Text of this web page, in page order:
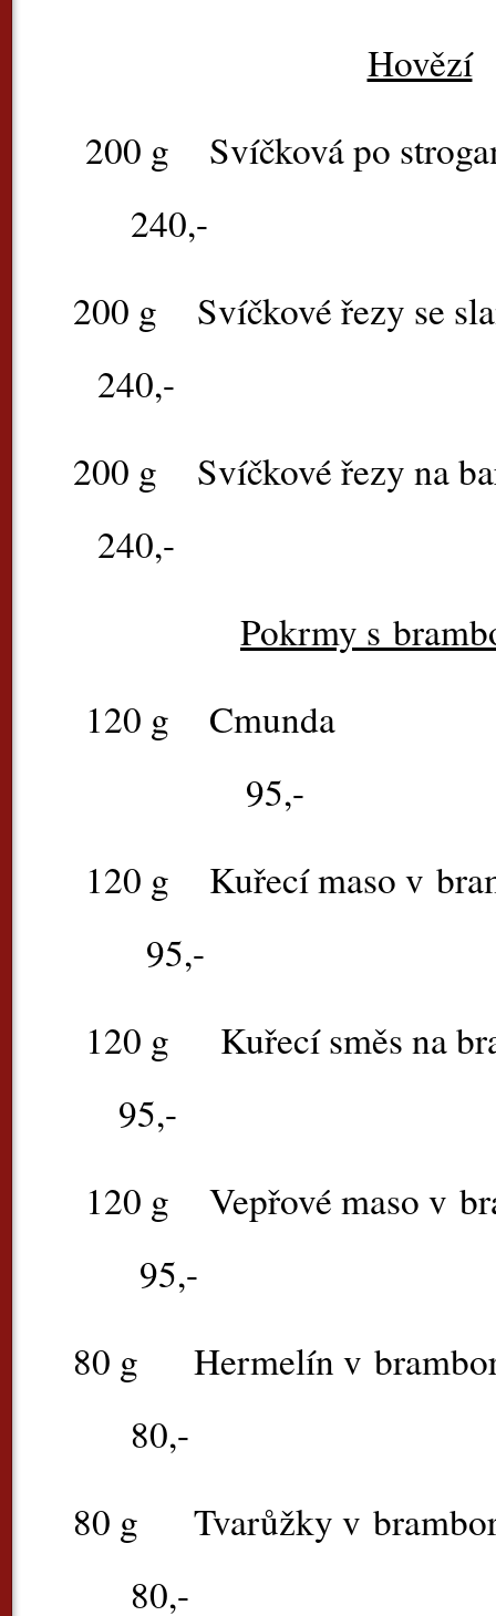
Hovězí
200 g
Svíčková po
240,-
200 g
Svíčkové řezy
240,-
200 g
Svíčkové řezy
240,-
Pokrmy s
120 g
95,-
120 g
Kuřecí
95,-
120 g Kuřecí směs
95,-
120 g
Vepřové
95,-
80 g
Hermelín v
80,-
80 g
Tvarůžky v
80,-